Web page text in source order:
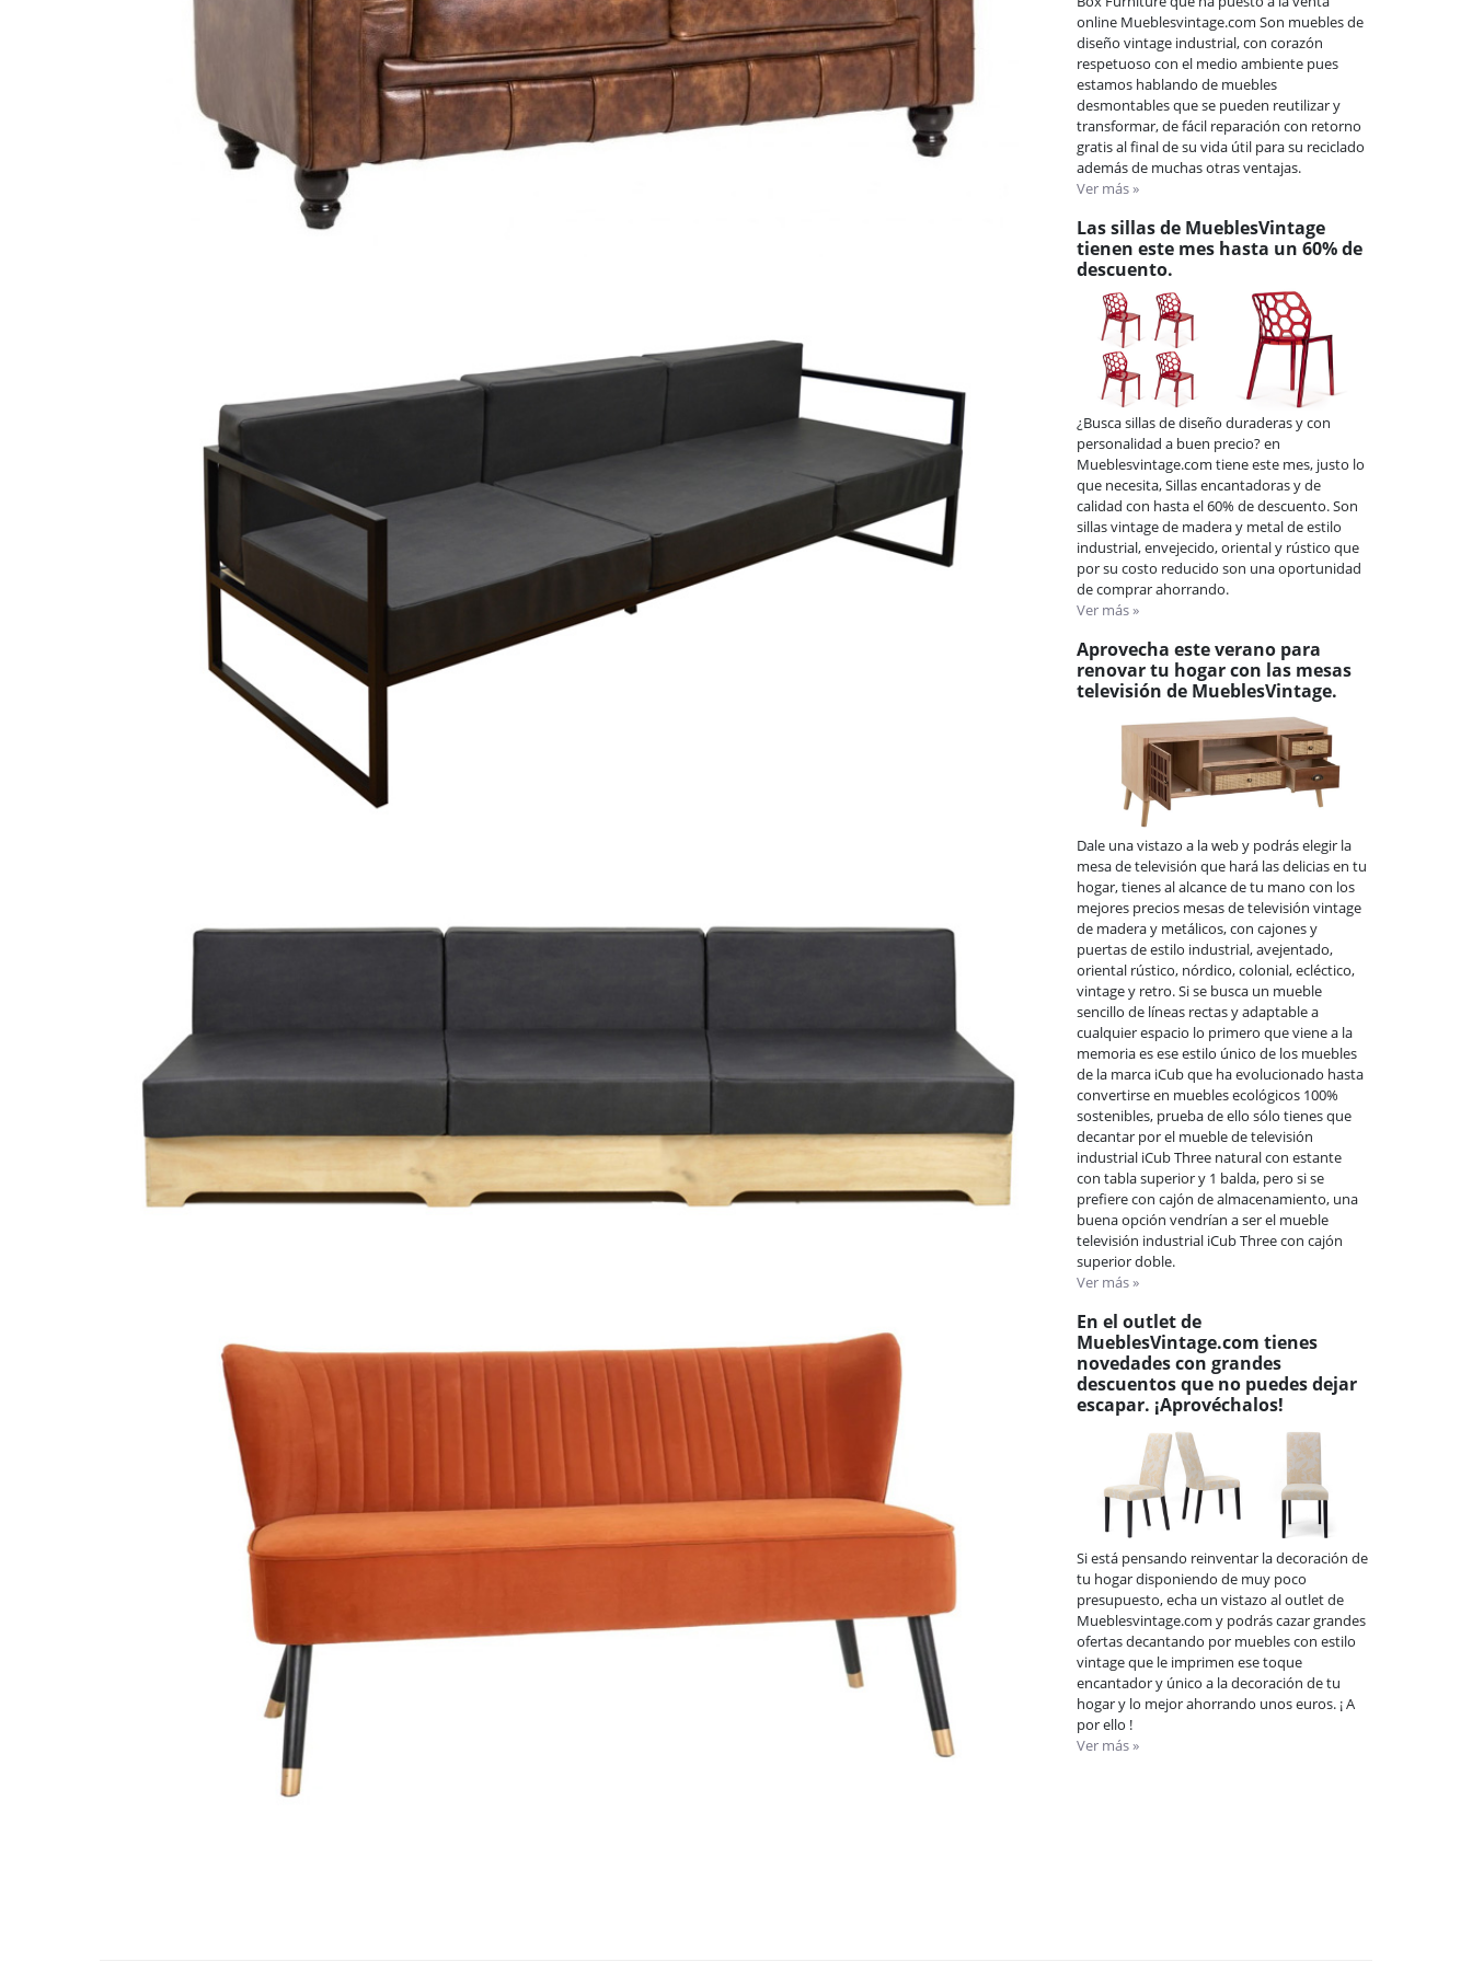
online Mueblesvintage.com Son muebles de
diseño vintage industrial, con corazón
respetuoso con el medio ambiente pues
estamos hablando de muebles
desmontables que se pueden reutilizar y
transformar, de fácil reparación con retorno
gratis al final de su vida útil para su reciclado
además de muchas otras ventajas.
Ver más »
Las sillas de MueblesVintage
tienen este mes hasta un 60% de
descuento.
¿Busca sillas de diseño duraderas y con
personalidad a buen precio? en
Mueblesvintage.com tiene este mes, justo lo
que necesita, Sillas encantadoras y de
calidad con hasta el 60% de descuento. Son
sillas vintage de madera y metal de estilo
industrial, envejecido, oriental y rústico que
por su costo reducido son una oportunidad
de comprar ahorrando.
Ver más »
Aprovecha este verano para
renovar tu hogar con las mesas
televisión de MueblesVintage.
Dale una vistazo a la web y podrás elegir la
mesa de televisión que hará las delicias en tu
hogar, tienes al alcance de tu mano con los
mejores precios mesas de televisión vintage
de madera y metálicos, con cajones y
puertas de estilo industrial, avejentado,
oriental rústico, nórdico, colonial, ecléctico,
vintage y retro. Si se busca un mueble
sencillo de líneas rectas y adaptable a
cualquier espacio lo primero que viene a la
memoria es ese estilo único de los muebles
de la marca iCub que ha evolucionado hasta
convertirse en muebles ecológicos 100%
sostenibles, prueba de ello sólo tienes que
decantar por el mueble de televisión
industrial iCub Three natural con estante
con tabla superior y 1 balda, pero si se
prefiere con cajón de almacenamiento, una
buena opción vendrían a ser el mueble
televisión industrial iCub Three con cajón
superior doble.
Ver más »
En el outlet de
MueblesVintage.com tienes
novedades con grandes
descuentos que no puedes dejar
escapar. ¡Aprovéchalos!
Si está pensando reinventar la decoración de
tu hogar disponiendo de muy poco
presupuesto, echa un vistazo al outlet de
Mueblesvintage.com y podrás cazar grandes
ofertas decantando por muebles con estilo
vintage que le imprimen ese toque
encantador y único a la decoración de tu
hogar y lo mejor ahorrando unos euros. ¡ A
por ello !
Ver más »